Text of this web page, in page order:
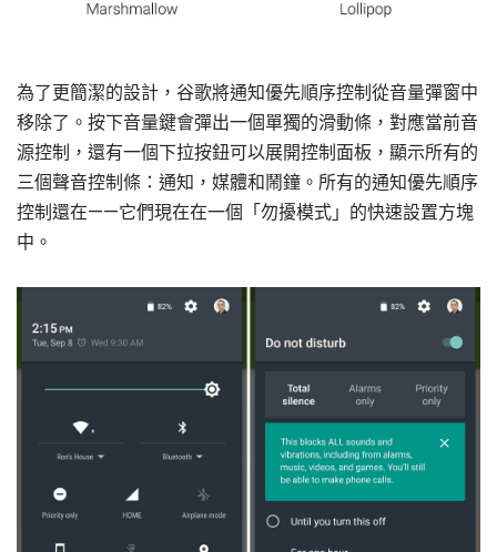
為了更簡潔的設計，谷歌將通知優先順序控制從音量彈窗中
移除了。按下音量鍵會彈出一個單獨的滑動條，對應當前音
源控制，還有一個下拉按鈕可以展開控制面板，顯示所有的
三個聲音控制條：通知，媒體和鬧鐘。所有的通知優先順序
控制還在——它們現在在一個「勿擾模式」的快速設置方塊
中。